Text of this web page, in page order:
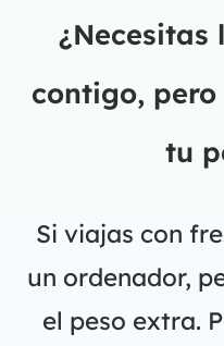
¿Necesitas
contigo,
tu
Si viajas con
un ordenador,
el peso extra.